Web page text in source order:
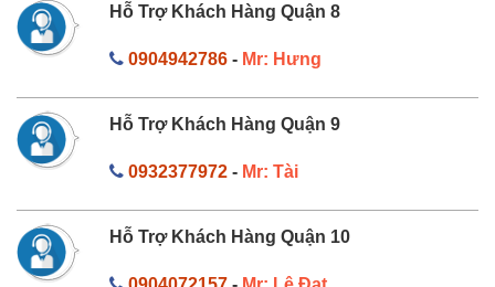
Hỗ Trợ Khách Hàng Quận 8
0904942786- Mr: Hưng
Hỗ Trợ Khách Hàng Quận 9
0932377972- Mr: Tài
Hỗ Trợ Khách Hàng Quận 10